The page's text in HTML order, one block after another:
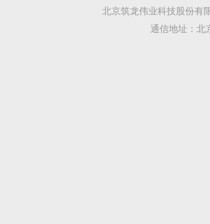
北京筑龙伟业科技股份有
通信地址：北